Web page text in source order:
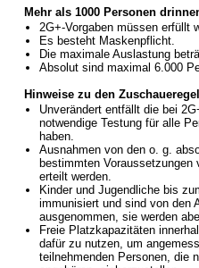
Mehr als 1000 Personen
2G+-Vorgaben müssen erfüllt
Es besteht Maskenpflicht.
Die maximale Auslastung
Absolut sind maximal 6.000
Hinweise zu den
Unverändert entfällt die bei
notwendige Testung für alle
haben.
Ausnahmen von den o. g.
bestimmten Voraussetzungen
erteilt werden.
Kinder und Jugendliche bis
immunisiert und sind von den
ausgenommen, sie werden
Freie Platzkapazitäten
dafür zu nutzen, um
teilnehmenden Personen, die